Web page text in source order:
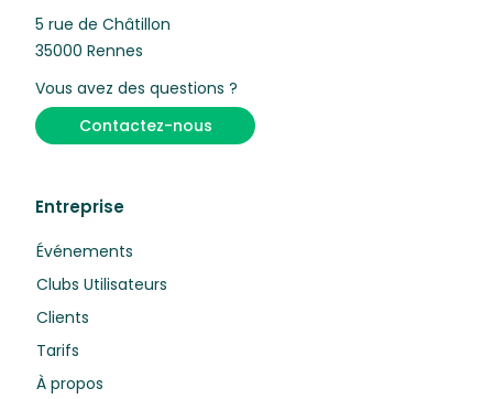
5 rue de Châtillon
35000 Rennes
Vous avez des questions ?
Contactez-nous
Entreprise
Événements
Clubs Utilisateurs
Clients
Tarifs
À propos